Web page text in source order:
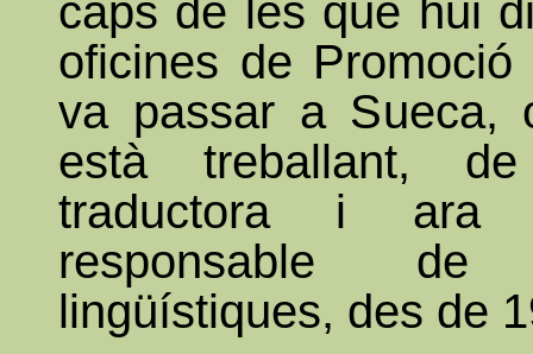
caps de les que hui
oficines de
va passar a Sueca,
està treballant,
traductora i ara
responsable
lingüístiques, des de